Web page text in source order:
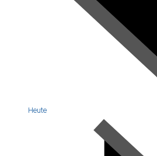
Heute